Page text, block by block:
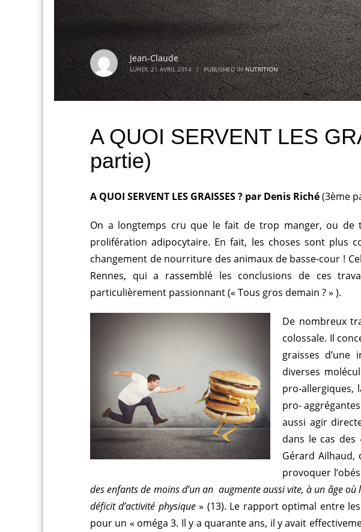
Jean-Claude
LUNDI, 21 AVRIL 2014 / PUBLISHED INNUTRITION
A QUOI SERVENT LES
partie)
A QUOI SERVENT LES GRAISSES ? par Denis Riché(3ème
On a longtemps cru que le fait de trop manger, ou de
prolifération adipocytaire. En fait, les choses sont plus
changement de nourriture des animaux de basse-cour !
Rennes, qui a rassemblé les conclusions de ces
particulièrement passionnant (« Tous gros demain ? » ).
De nombreux
colossale. Il
graisses
diverses
pro-allergiques,
pro-
aussi agir
dans le cas des
Gérard Ailhaud,
provoquer
des enfants de moins d’un an augmente aussi vite, à un âge
déficit d’activité physique» (13). Le rapport optimal entre les
pour un « oméga 3. Il y a quarante ans, il y avait